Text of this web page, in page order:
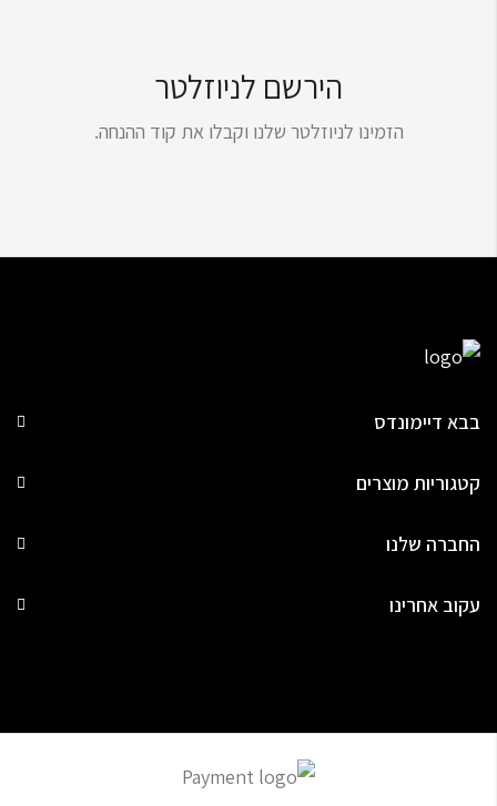
הירשם לניוזלטר
הזמינו לניוזלטר שלנו וקבלו את קוד ההנחה.
בבא דיימונדס
קטגוריות מוצרים
החברה שלנו
עקוב אחרינו